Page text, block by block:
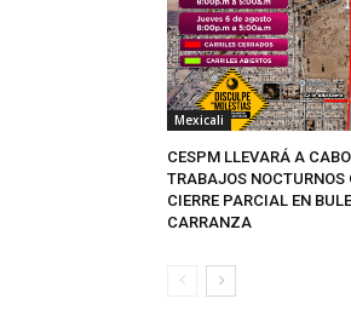
Mexicali
CESPM LLEVARÁ A CABO
TRABAJOS NOCTURNOS
CIERRE PARCIAL EN
CARRANZA